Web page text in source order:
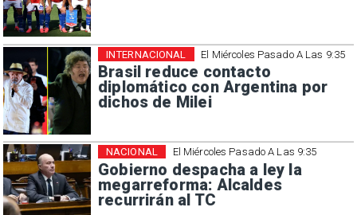
El Miércoles Pasado A Las 9:35
Brasil reduce contacto
diplomático con Argentina por
dichos de Milei
INTERNACIONAL
El Miércoles Pasado A Las 9:35
Gobierno despacha a ley la
megarreforma: Alcaldes
recurrirán al TC
NACIONAL